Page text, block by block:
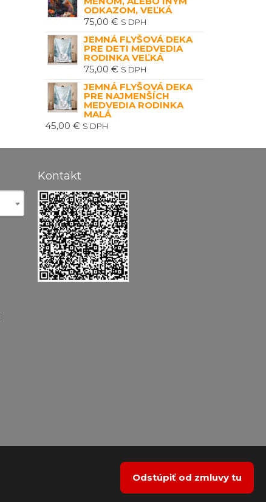
ODKAZOM, VEĽKÁ
75,00 € S DPH
JEMNÁ FLYŠOVÁ DEKA
PRE DETI MEDVEDIA
RODINKA VEĽKÁ
75,00 € S DPH
JEMNÁ FLYŠOVÁ DEKA
PRE NAJMENŠÍCH
MEDVEDIA RODINKA
MALÁ
45,00 € S DPH
Kontakt
Odstúpiť od zmluvy tu